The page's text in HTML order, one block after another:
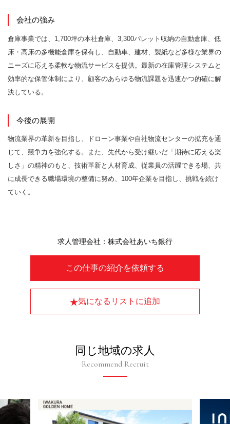
会社の強み
倉庫事業では、1,700坪の本社倉庫、3,300パレット収納の自動倉庫、低
床・高床の多機能倉庫を保有し、自動車、建材、製紙など多様な業界の
ニーズに応える柔軟な物流サービスを提供。最新の在庫管理システムと
効率的な保管体制により、顧客のあらゆる物流課題を迅速かつ的確に解
決している。
今後の展開
物流業界の革新を目指し、ドローン事業や自社物流センターの拡充を通
じて、競争力を強化する。また、先代から受け継いだ「期待に応える楽
しさ」の精神のもと、技術革新と人材育成、従業員の活躍できる場、共
に成長できる職場環境の整備に努め、100年企業を目指し、挑戦を続け
ていく。
この仕事の紹介を依頼する
気になるリストに追加
求人管理会社：株式会社あいち銀行
同じ地域の求人
Recommend Recruit